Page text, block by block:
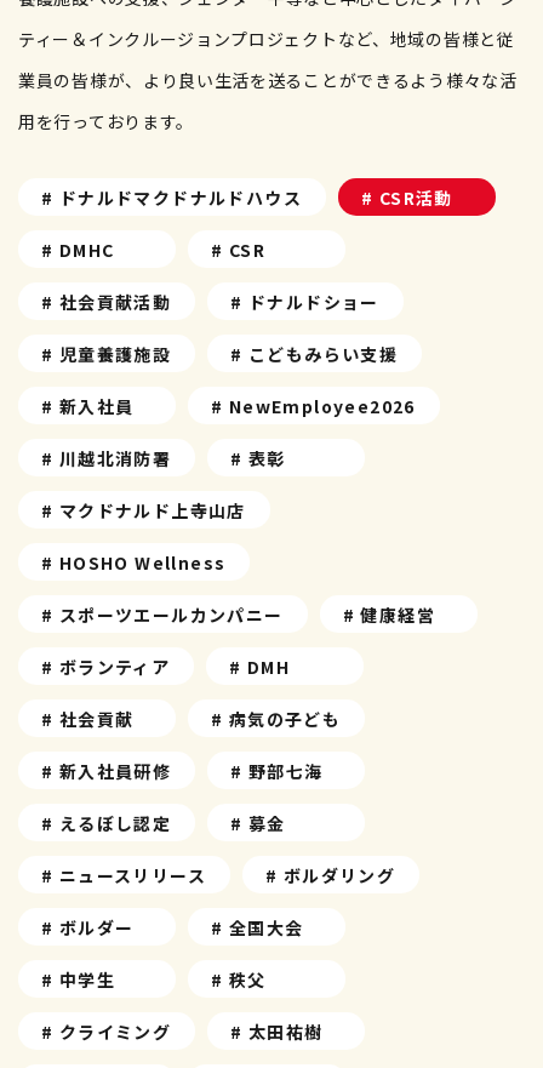
ティー＆インクルージョンプロジェクトなど、地域の皆様と従
業員の皆様が、より良い生活を送ることができるよう様々な活
用を行っております。
# ドナルドマクドナルドハウス # CSR活動
# DMHC # CSR
# 社会貢献活動 # ドナルドショー
# 児童養護施設 # こどもみらい支援
# 新入社員 # NewEmployee2026
# 川越北消防署 # 表彰
# マクドナルド上寺山店
# HOSHO Wellness
# スポーツエールカンパニー # 健康経営
# ボランティア # DMH
# 社会貢献 # 病気の子ども
# 新入社員研修 # 野部七海
# えるぼし認定 # 募金
# ニュースリリース # ボルダリング
# ボルダー # 全国大会
# 中学生 # 秩父
# クライミング # 太田祐樹